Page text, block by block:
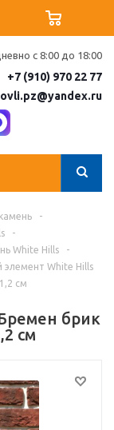
с 8:00 до 18:00
+7 (910) 970 22 77
-
-
White Hills
-
элемент White Hills
см
брик
см